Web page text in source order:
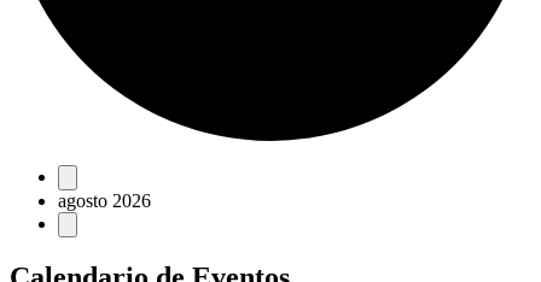
Eventos
agosto 2026